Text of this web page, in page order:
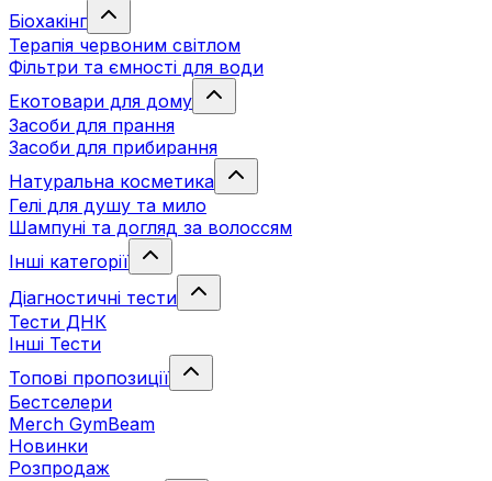
Біохакінг
Терапія червоним світлом
Фільтри та ємності для води
Екотовари для дому
Засоби для прання
Засоби для прибирання
Натуральна косметика
Гелі для душу та мило
Шампуні та догляд за волоссям
Інші категорії
Діагностичні тести
Тести ДНК
Інші Тести
Топові пропозиції
Бестселери
Merch GymBeam
Новинки
Розпродаж